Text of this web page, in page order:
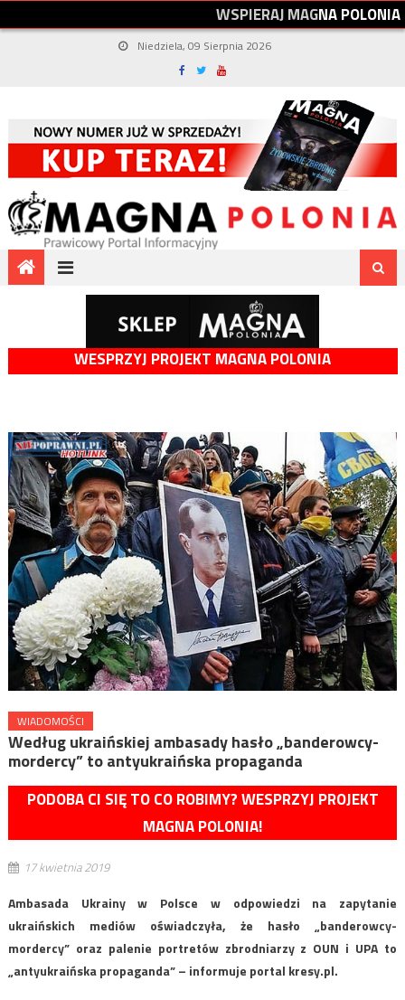
WSPIERAJMAGNAPOLONIA
Niedziela, 09 Sierpnia 2026
WESPRZYJ PROJEKT MAGNA POLONIA
WIADOMOŚCI
Według ukraińskiej ambasady hasło „banderowcy-
mordercy” to antyukraińska propaganda
PODOBA CI SIĘ TO CO ROBIMY? WESPRZYJ PROJEKT
MAGNA POLONIA!
17 kwietnia 2019
Ambasada Ukrainy w Polsce w odpowiedzi na zapytanie
ukraińskich mediów oświadczyła, że hasło „banderowcy-
mordercy” oraz palenie portretów zbrodniarzy z OUN i UPA to
„antyukraińska propaganda” – informuje portal kresy.pl.